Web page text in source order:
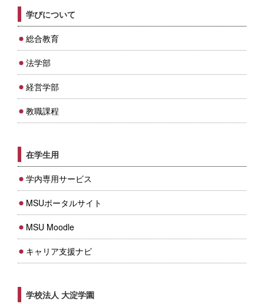
学びについて
総合教育
法学部
経営学部
教職課程
在学生用
学内専用サービス
MSUポータルサイト
MSU Moodle
キャリア支援ナビ
学校法人 大淀学園